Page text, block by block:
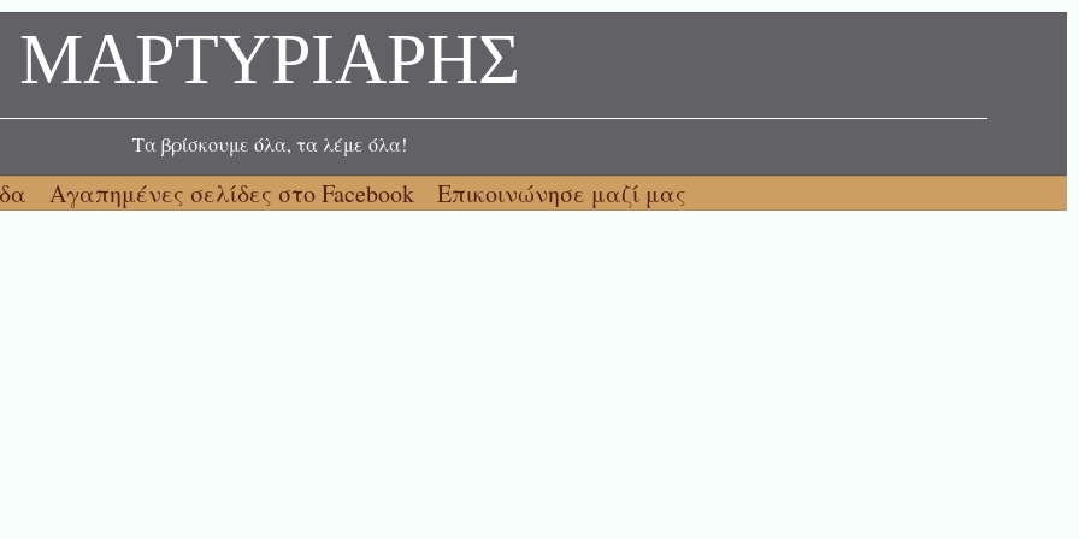
ΜΑΡΤΥΡΙΑΡΗΣ
Τα βρίσκουμε όλα, τα λέμε όλα!
Αγαπημένες σελίδες στο Facebook Επικοινώνησε μαζί μας